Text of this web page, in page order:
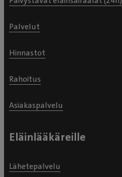
Palvelut
Hinnastot
Rahoitus
Asiakaspalvelu
Eläinlääkäreille
Lähetepalvelu